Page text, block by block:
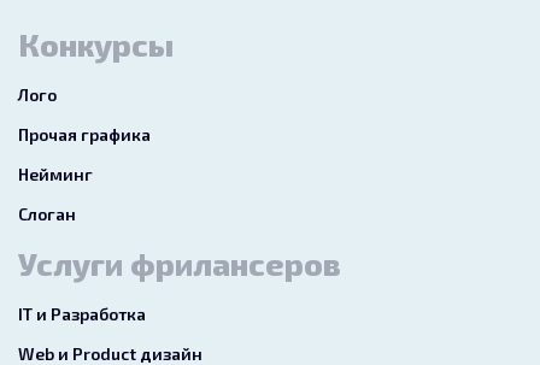
Конкурсы
Лого
Прочая графика
Нейминг
Слоган
Услуги фрилансеров
IT и Разработка
Web и Product дизайн